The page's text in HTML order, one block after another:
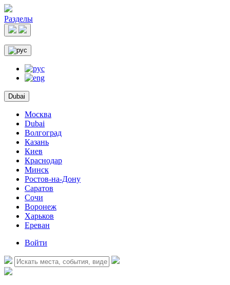
Разделы
Dubai
Москва
Dubai
Волгоград
Казань
Киев
Краснодар
Минск
Ростов-на-Дону
Саратов
Сочи
Воронеж
Харьков
Ереван
Войти